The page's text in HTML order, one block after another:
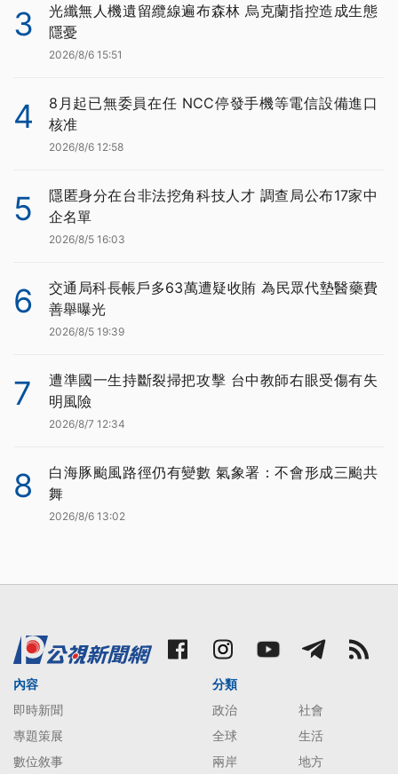
3
光纖無人機遺留纜線遍布森林 烏克蘭指控造成生態
隱憂
2026/8/6 15:51
4
8月起已無委員在任 NCC停發手機等電信設備進口
核准
2026/8/6 12:58
5
隱匿身分在台非法挖角科技人才 調查局公布17家中
企名單
2026/8/5 16:03
6
交通局科長帳戶多63萬遭疑收賄 為民眾代墊醫藥費
善舉曝光
2026/8/5 19:39
7
遭準國一生持斷裂掃把攻擊 台中教師右眼受傷有失
明風險
2026/8/7 12:34
8
白海豚颱風路徑仍有變數 氣象署：不會形成三颱共
舞
2026/8/6 13:02
內容
即時新聞
專題策展
數位敘事
分類
政治
社會
全球
生活
兩岸
地方